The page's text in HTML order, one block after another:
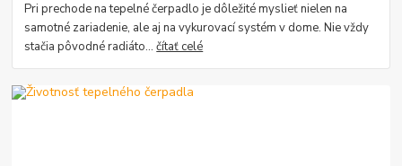
Pri prechode na tepelné čerpadlo je dôležité myslieť nielen na
samotné zariadenie, ale aj na vykurovací systém v dome. Nie vždy
stačia pôvodné radiáto...čítať celé